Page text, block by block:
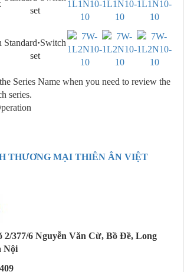
set
Standard·Switch
set
Series Name when you need to review the
series.
THƯƠNG MẠI THIÊN ÂN VIỆT
2/377/6 Nguyễn Văn Cừ, Bồ Đề, Long
Nội